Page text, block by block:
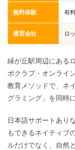
無料体験 有
運営会社 ロ
緑が丘駅周辺にある
ボクラブ・オンライ
教育メソッドで、ネ
グラミング」を同時
日本語サポートあり
もできるネイティブ
ルだけでなく、自然